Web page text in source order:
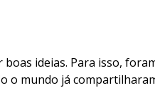
ideias. Para isso,
o mundo já